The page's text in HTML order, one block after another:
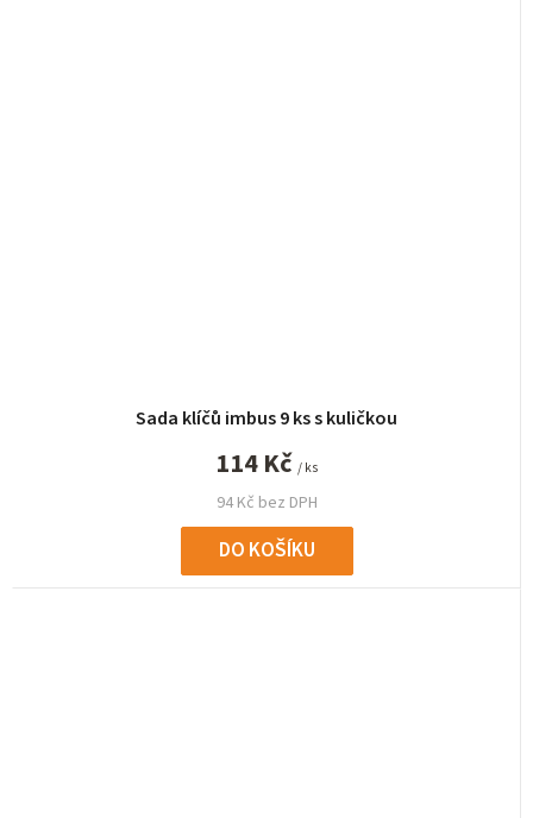
Sada klíčů imbus 9 ks s kuličkou
94 Kč bez DPH
114 Kč / ks
DO KOŠÍKU